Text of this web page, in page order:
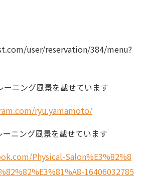
user/reservation/384/menu?
ング風景を載せています
ryu.yamamoto/
ング風景を載せています
Physical-Salon%E3%82%8
16406032785